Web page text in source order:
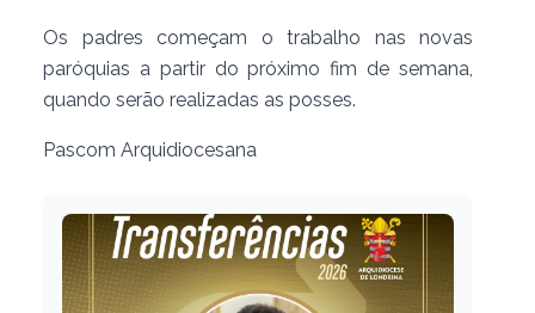
Os padres começam o trabalho nas novas
paróquias a partir do próximo fim de semana,
quando serão realizadas as posses.
Pascom Arquidiocesana